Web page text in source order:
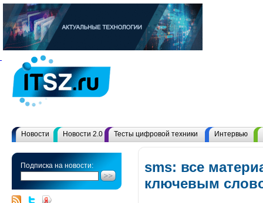
Новости Новости 2.0 Тесты цифровой техники Интервью
Подписка на новости:
sms: все
ключевым